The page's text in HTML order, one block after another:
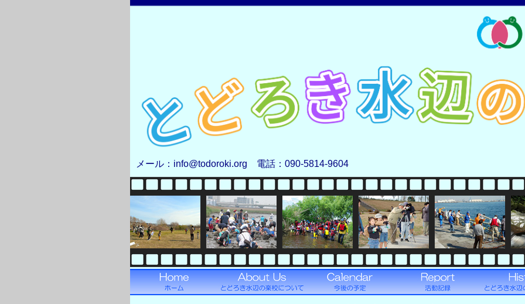
メール：info@todoroki.org 電話：090-5814-9604